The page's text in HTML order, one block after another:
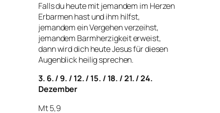
Falls du heute mit jemandem im Herzen
Erbarmen hast und ihm hilfst,
jemandem ein Vergehen verzeihst,
jemandem Barmherzigkeit erweist,
dann wird dich heute Jesus für diesen
Augenblick heilig sprechen.
3. 6. / 9. / 12. / 15. / 18. / 21. / 24.
Dezember
Mt 5,9